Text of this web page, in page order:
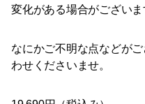
変化がある場合がございま
なにかご不明な点などが
わせくださいませ。